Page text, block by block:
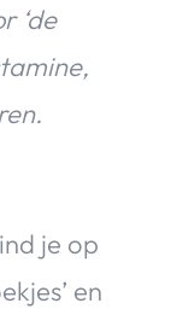
‘de
je op
en